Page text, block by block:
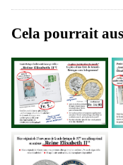
Cela pourrait